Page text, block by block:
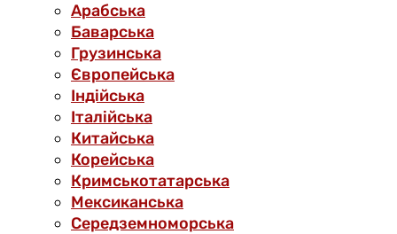
Арабська
Баварська
Грузинська
Європейська
Індійська
Італійська
Китайська
Корейська
Кримськотатарська
Мексиканська
Середземноморська